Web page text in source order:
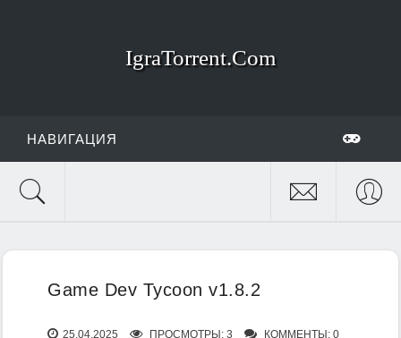
IgraTorrent.Com
НАВИГАЦИЯ
Game Dev Tycoon v1.8.2
25.04.2025 ПРОСМОТРЫ: 3 КОММЕНТЫ: 0